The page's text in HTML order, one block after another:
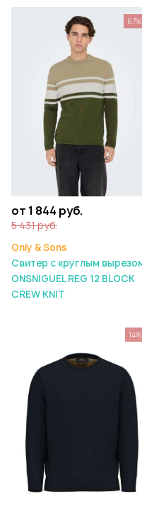
от 1 844 руб.
5 431 руб.
Only & Sons
Свитер с круглым
ONSNIGUEL REG 12 BLOCK
CREW KNIT
67%
14%